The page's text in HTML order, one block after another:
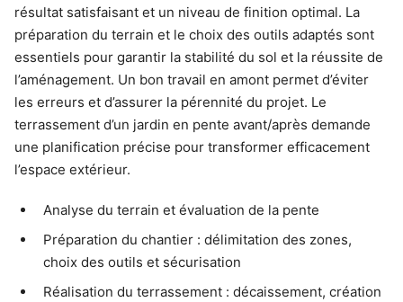
résultat satisfaisant et un niveau de finition optimal. La
préparation du terrain et le choix des outils adaptés sont
essentiels pour garantir la stabilité du sol et la réussite de
l’aménagement. Un bon travail en amont permet d’éviter
les erreurs et d’assurer la pérennité du projet. Le
terrassement d’un jardin en pente avant/après demande
une planification précise pour transformer efficacement
l’espace extérieur.
Analyse du terrain et évaluation de la pente
Préparation du chantier : délimitation des zones,
choix des outils et sécurisation
Réalisation du terrassement : décaissement, création